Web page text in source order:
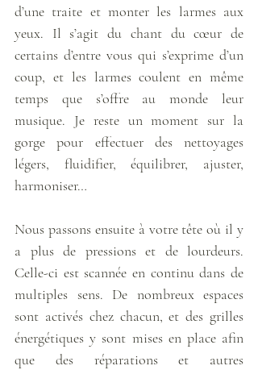
d’une traite et monter les larmes aux
yeux. Il s’agit du chant du cœur de
certains d’entre vous qui s’exprime d’un
coup, et les larmes coulent en même
temps que s’offre au monde leur
musique. Je reste un moment sur la
gorge pour effectuer des nettoyages
légers, fluidifier, équilibrer, ajuster,
harmoniser…
Nous passons ensuite à votre tête où il y
a plus de pressions et de lourdeurs.
Celle-ci est scannée en continu dans de
multiples sens. De nombreux espaces
sont activés chez chacun, et des grilles
énergétiques y sont mises en place afin
que des réparations et autres